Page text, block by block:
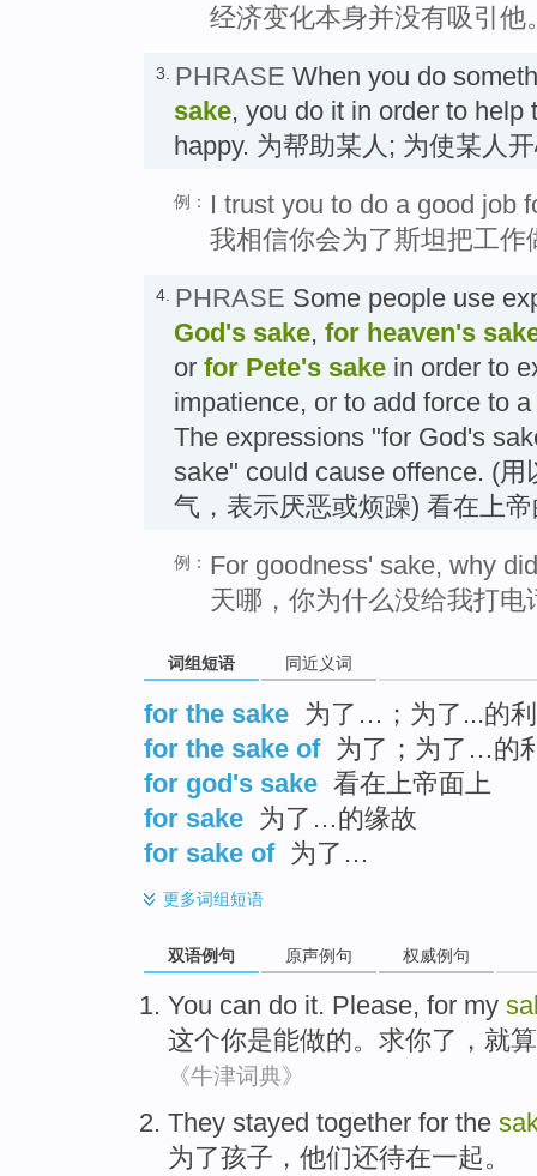
经济变化本身并没有吸引他
3. PHRASE When you do
sake, you do it in order to help
happy. 为帮助某人; 为使某人
例：
I trust you to do a good job
我相信你会为了斯坦把工作
4. PHRASE Some people use
God's sake, for heaven's
or for Pete's sake in order to
impatience, or to add force to
The expressions "for God's
sake" could cause offence. (
气，表示厌恶或烦躁) 看在上
例： For goodness' sake, why
天哪，你为什么没给我打电
词组短语 同近义词
for the sake 为了…；为了...的
for the sake of 为了；为了…的
for god's sake 看在上帝面上
for sake 为了…的缘故
for sake of 为了…
更多词组短语
双语例句 原声例句 权威例句
You can do it. Please, for my
这个你是能做的。 求你了， 就
《牛津词典》
They stayed together for the
为了孩子 ， 他们还待在一起。